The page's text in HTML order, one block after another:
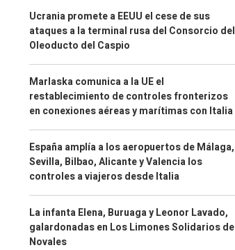
Ucrania promete a EEUU el cese de sus
ataques a la terminal rusa del Consorcio del
Oleoducto del Caspio
Marlaska comunica a la UE el
restablecimiento de controles fronterizos
en conexiones aéreas y marítimas con Italia
España amplía a los aeropuertos de Málaga,
Sevilla, Bilbao, Alicante y Valencia los
controles a viajeros desde Italia
La infanta Elena, Buruaga y Leonor Lavado,
galardonadas en Los Limones Solidarios de
Novales